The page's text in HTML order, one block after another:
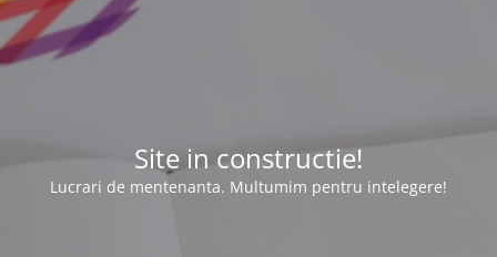
Site in constructie!
Lucrari de mentenanta. Multumim pentru intelegere!